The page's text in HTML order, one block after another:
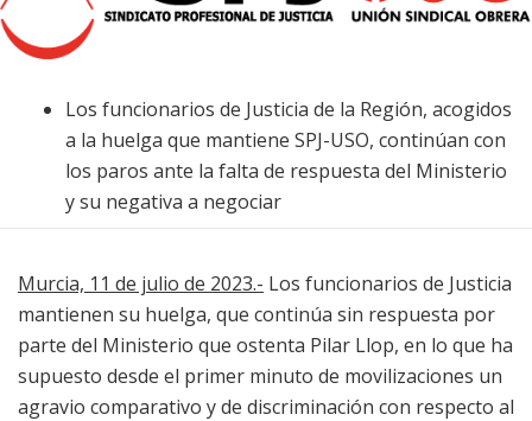
Los funcionarios de Justicia de la Región, acogidos
a la huelga que mantiene SPJ-USO, continúan con
los paros ante la falta de respuesta del Ministerio
y su negativa a negociar
Murcia, 11 de julio de 2023.- Los funcionarios de Justicia
mantienen su huelga, que continúa sin respuesta por
parte del Ministerio que ostenta Pilar Llop, en lo que ha
supuesto desde el primer minuto de movilizaciones un
agravio comparativo y de discriminación con respecto al